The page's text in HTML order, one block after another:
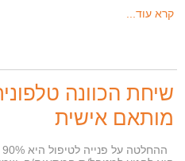
קרא עוד...
שיחת הכוונה
מותאם אישית